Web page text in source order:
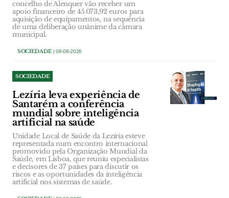
concelho de Alenquer vão receber um
apoio financeiro de 45.073,92 euros para
aquisição de equipamentos, na sequência
de uma deliberação unânime da câmara
municipal.
SOCIEDADE| 08-08-2026
SOCIEDADE
Lezíria leva experiência de
Santarém a conferência
mundial sobre inteligência
artificial na saúde
Unidade Local de Saúde da Lezíria esteve
representada num encontro internacional
promovido pela Organização Mundial da
Saúde, em Lisboa, que reuniu especialistas
e decisores de 37 países para discutir os
riscos e as oportunidades da inteligência
artificial nos sistemas de saúde.